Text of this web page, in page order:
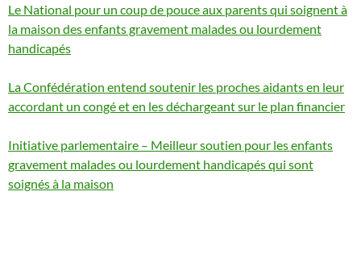
Le National pour un coup de pouce aux parents qui soignent à
la maison des enfants gravement malades ou lourdement
handicapés
La Confédération entend soutenir les proches aidants en leur
accordant un congé et en les déchargeant sur le plan financier
Initiative parlementaire – Meilleur soutien pour les enfants
gravement malades ou lourdement handicapés qui sont
soignés à la maison